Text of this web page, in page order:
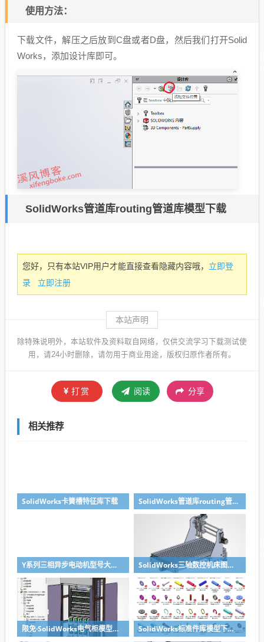
使用方法：
下载文件，解压之后放到C盘或者D盘，然后我们打开Solid
Works，添加设计库即可。
SolidWorks管道库routing管道库模型下载
您好，只有本站VIP用户才能直接查看隐藏内容哦， 立即登
录
立即注册
本站声明
除特殊说明外，本站软件及资料取自网络，仅供交流学习下载测试使
用，请24小时删除，请勿用于商业用途，版权归原作者所有。
打赏 阅读 分享
相关推荐
SolidWorks卡簧槽特征库下载 SolidWorks管道库routing管道库下载
Y系列三相异步电动机型号大全技术参数安装尺寸及3d模型solidworks模型下载 SolidWorks三轴数控机床图纸模型下载
限免·SolidWorks电气柜模型GGD机柜，钣金特征参数完整 SolidWorks标准件库模型下载（多配置版）